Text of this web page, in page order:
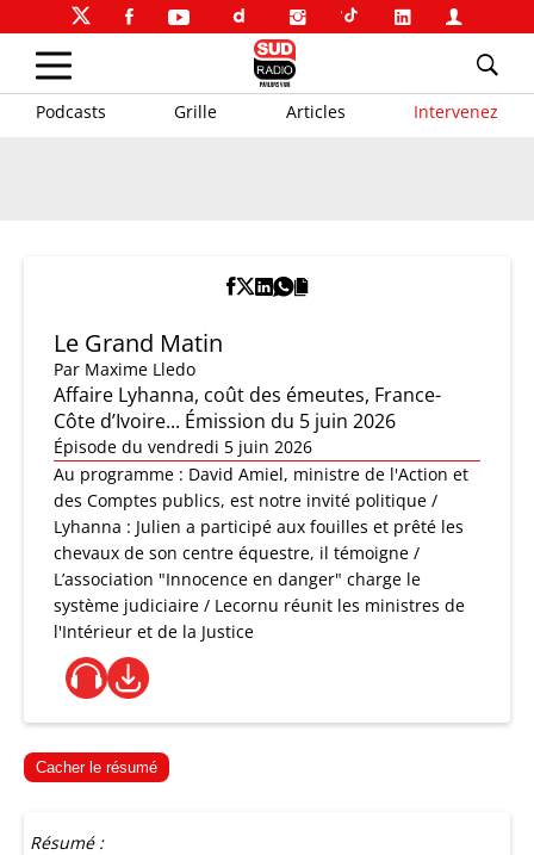
Podcasts Grille Articles Intervenez
Le Grand Matin
Par Maxime Lledo
Affaire Lyhanna, coût des émeutes, France-
Côte d’Ivoire... Émission du 5 juin 2026
Épisode du vendredi 5 juin 2026
Au programme : David Amiel, ministre de l'Action et
des Comptes publics, est notre invité politique /
Lyhanna : Julien a participé aux fouilles et prêté les
chevaux de son centre équestre, il témoigne /
L’association "Innocence en danger" charge le
système judiciaire / Lecornu réunit les ministres de
l'Intérieur et de la Justice
Cacher le résumé
Résumé :